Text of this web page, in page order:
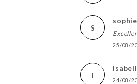
S
25/08/
I
24/08/